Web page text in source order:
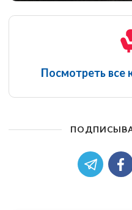
Посмотреть все